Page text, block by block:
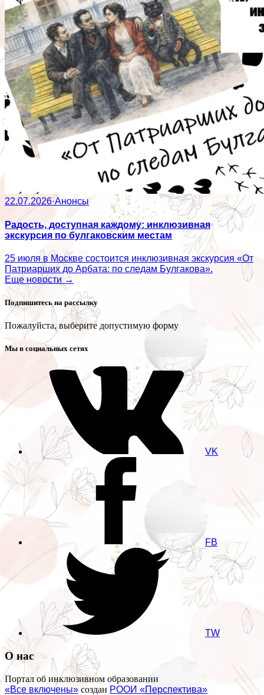
22.07.2026·Анонсы
Радость, доступная каждому: инклюзивная
экскурсия по булгаковским местам
25 июля в Москве состоится инклюзивная экскурсия «От
Патриарших до Арбата: по следам Булгакова».
Еще новости →
Подпишитесь на рассылку
Пожалуйста, выберите допустимую форму
Мы в социальных сетях
VK
FB
TW
О нас
Портал об инклюзивном образовании
«Все включены» создан РООИ «Перспектива»